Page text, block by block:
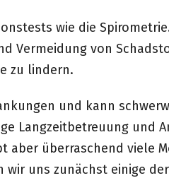
wie die
Vermeidung von
zu lindern.
und kann
Langzeitbetreuung und
aber überraschend viele
uns zunächst einige